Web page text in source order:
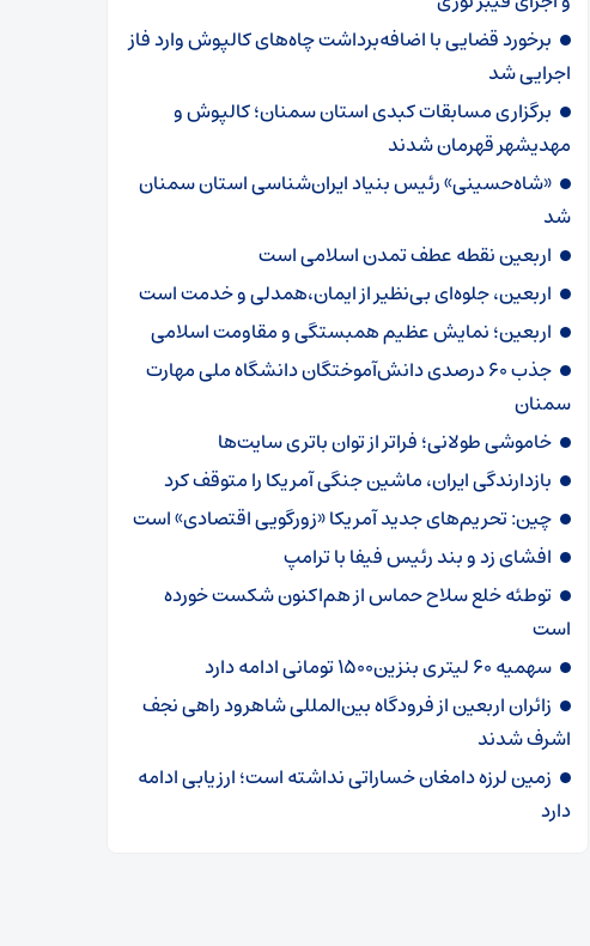
برخورد قضایی با اضافه‌برداشت چاه‌های کالپوش وارد فاز
اجرایی شد
برگزاری مسابقات کبدی استان سمنان؛ کالپوش و
مهدیشهر قهرمان شدند
«شاه‌حسینی» رئیس بنیاد ایران‌شناسی استان سمنان
شد
اربعین نقطه عطف تمدن اسلامی است
اربعین، جلوه‌ای بی‌نظیر از ایمان،همدلی و خدمت است
اربعین؛ نمایش عظیم همبستگی و مقاومت اسلامی
جذب ۶۰ درصدی دانش‌آموختگان دانشگاه ملی مهارت
سمنان
خاموشی طولانی؛ فراتر از توان باتری سایت‌ها
بازدارندگی ایران، ماشین جنگی آمریکا را متوقف کرد
چین: تحریم‌های جدید آمریکا «زورگویی اقتصادی» است
افشای زد و بند رئیس فیفا با ترامپ
توطئه خلع سلاح حماس از هم‌اکنون شکست خورده
است
سهمیه ۶۰ لیتری بنزین۱۵۰۰ تومانی ادامه دارد
زائران اربعین از فرودگاه بین‌المللی شاهرود راهی نجف
اشرف شدند
زمین لرزه دامغان خساراتی نداشته است؛ ارزیابی ادامه
دارد